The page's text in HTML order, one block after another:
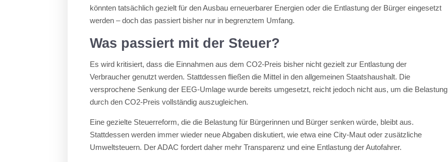
könnten tatsächlich gezielt für den Ausbau erneuerbarer Energien oder die Entlastung der Bürger eingesetzt
werden – doch das passiert bisher nur in begrenztem Umfang.
Was passiert mit der Steuer?
Es wird kritisiert, dass die Einnahmen aus dem CO2-Preis bisher nicht gezielt zur Entlastung der
Verbraucher genutzt werden. Stattdessen fließen die Mittel in den allgemeinen Staatshaushalt. Die
versprochene Senkung der EEG-Umlage wurde bereits umgesetzt, reicht jedoch nicht aus, um die Belastung
durch den CO2-Preis vollständig auszugleichen.
Eine gezielte Steuerreform, die die Belastung für Bürgerinnen und Bürger senken würde, bleibt aus.
Stattdessen werden immer wieder neue Abgaben diskutiert, wie etwa eine City-Maut oder zusätzliche
Umweltsteuern. Der ADAC fordert daher mehr Transparenz und eine Entlastung der Autofahrer.